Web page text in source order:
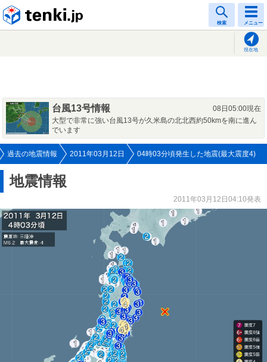
検索 メニュー
現在地
台風13号情報
08日05:00現在
大型で非常に強い台風13号が久米島の北北西約50kmを南に進ん
でいます
過去の地震情報 2011年03月12日 04時03分頃発生した地震(最大震度4)
地震情報
2011年03月12日04:10発表